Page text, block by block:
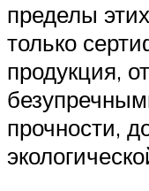
пределы
только
продукция,
прочности,